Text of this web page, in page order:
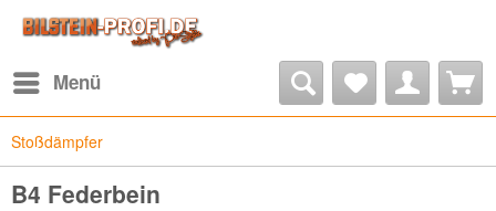
Menü
Stoßdämpfer
B4 Federbein